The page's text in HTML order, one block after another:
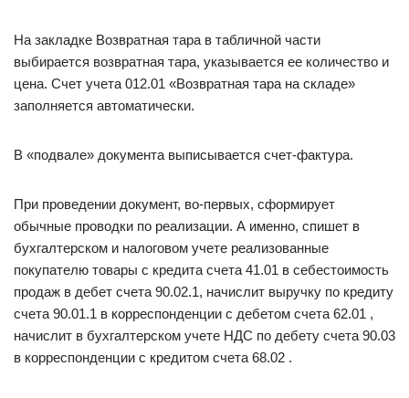
На закладке Возвратная тара в табличной части
выбирается возвратная тара, указывается ее количество и
цена. Счет учета 012.01 «Возвратная тара на складе»
заполняется автоматически.
В «подвале» документа выписывается счет-фактура.
При проведении документ, во-первых, сформирует
обычные проводки по реализации. А именно, спишет в
бухгалтерском и налоговом учете реализованные
покупателю товары с кредита счета 41.01 в себестоимость
продаж в дебет счета 90.02.1, начислит выручку по кредиту
счета 90.01.1 в корреспонденции с дебетом счета 62.01 ,
начислит в бухгалтерском учете НДС по дебету счета 90.03
в корреспонденции с кредитом счета 68.02 .